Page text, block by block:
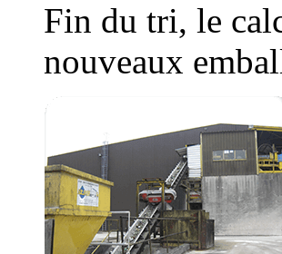
Fin du tri, le
nouveaux